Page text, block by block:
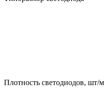
Плотность светодиодов, шт/м